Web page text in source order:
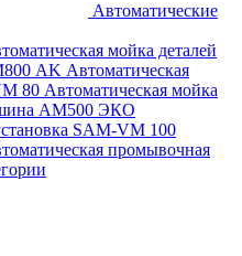
Автоматические
мойка деталей
AK Автоматическая
80 Автоматическая мойка
АМ500 ЭКО
SAM-VM 100
промывочная